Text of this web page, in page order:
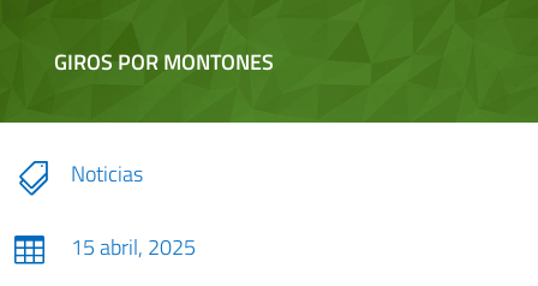
GIROS POR MONTONES
 Noticias
 15 abril, 2025